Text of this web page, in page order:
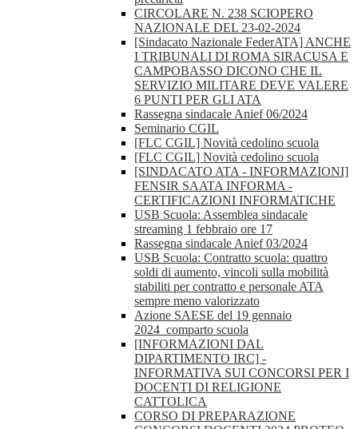
CIRCOLARE N. 238 SCIOPERO
NAZIONALE DEL 23-02-2024
[Sindacato Nazionale FederATA] ANCHE
I TRIBUNALI DI ROMA SIRACUSA E
CAMPOBASSO DICONO CHE IL
SERVIZIO MILITARE DEVE VALERE
6 PUNTI PER GLI ATA
Rassegna sindacale Anief 06/2024
Seminario CGIL
[FLC CGIL] Novità cedolino scuola
[FLC CGIL] Novità cedolino scuola
[SINDACATO ATA - INFORMAZIONI]
FENSIR SAATA INFORMA -
CERTIFICAZIONI INFORMATICHE
USB Scuola: Assemblea sindacale
streaming 1 febbraio ore 17
Rassegna sindacale Anief 03/2024
USB Scuola: Contratto scuola: quattro
soldi di aumento, vincoli sulla mobilità
stabiliti per contratto e personale ATA
sempre meno valorizzato
Azione SAESE del 19 gennaio
2024_comparto scuola
[INFORMAZIONI DAL
DIPARTIMENTO IRC] -
INFORMATIVA SUI CONCORSI PER I
DOCENTI DI RELIGIONE
CATTOLICA
CORSO DI PREPARAZIONE